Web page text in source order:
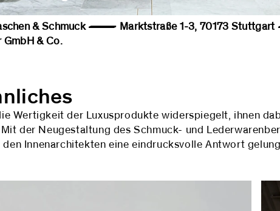
Taschen & Schmuck — Marktstraße 1-3, 70173
& Co.
Wertigkeit der Luxusprodukte widerspiegelt, ihnen
der Neugestaltung des Schmuck- und
Innenarchitekten eine eindrucksvolle Antwort